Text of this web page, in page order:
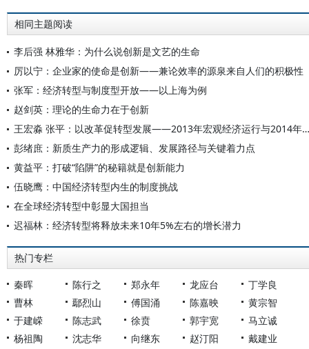
相同主题阅读
李后强 林雅华：为什么说创新是文艺的生命
厉以宁：企业家的使命是创新——兼论效率的源泉来自人们的积极性
张军：经济转型与制度型开放——以上海为例
赵剑英：理论的生命力在于创新
王宏淼 张平：以改革促转型发展——2013年宏观经济运行与2014年展望
彭绪庶：新质生产力的形成逻辑、发展路径与关键着力点
黄益平：打破“陷阱”的秘籍就是创新能力
伍晓鹰：中国经济转型内生的制度挑战
在全球经济转型中彰显大国担当
迟福林：经济转型将释放未来10年5%左右的增长潜力
热门专栏
秦晖 陈行之 郑永年 龙应台
丁学良
曹林
鄢烈山 傅国涌 陈嘉映
黄宗智
于建嵘
陈志武 徐贲 郭宇宽
马立诚
杨祖陶
沈志华 向继东 赵汀阳 戴建业